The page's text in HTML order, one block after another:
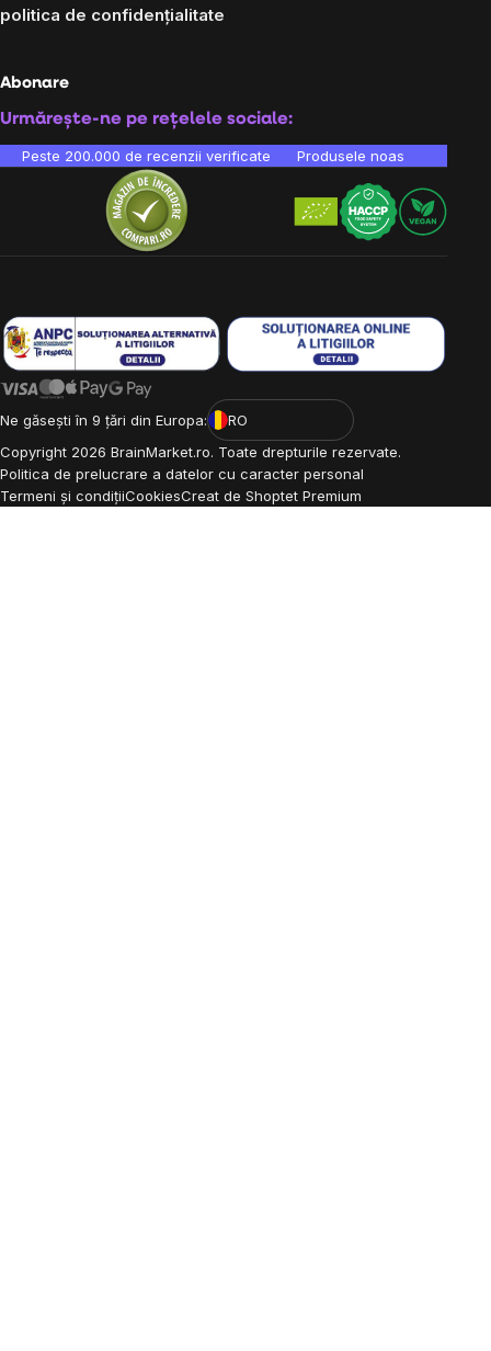
politica de confidențialitate
Abonare
Urmărește-ne pe rețelele sociale:
Peste 200.000 de recenzii verificate Produsele noastre sunt
Ne găsești în 9 țări din Europa:
RO
Copyright 2026 BrainMarket.ro. Toate drepturile rezervate.
Politica de prelucrare a datelor cu caracter personal
Termeni și condițiiCookiesCreat de Shoptet Premium